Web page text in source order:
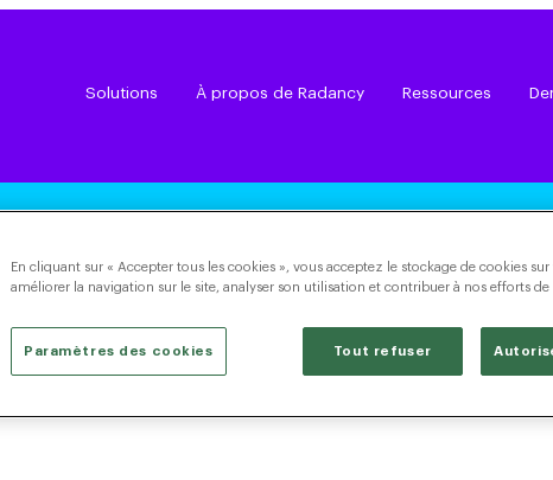
Solutions À propos de Radancy Ressources
En cliquant sur « Accepter tous les cookies », vous acceptez le stockage de cookies
améliorer la navigation sur le site, analyser son utilisation et contribuer à nos efforts de
Tout refuser
Paramètres des cookies